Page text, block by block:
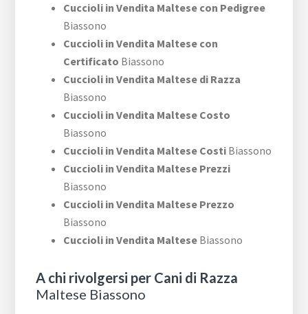
Cuccioli in Vendita Maltese con Pedigree
Biassono
Cuccioli in Vendita Maltese con
Certificato Biassono
Cuccioli in Vendita Maltese di Razza
Biassono
Cuccioli in Vendita Maltese Costo
Biassono
Cuccioli in Vendita Maltese Costi Biassono
Cuccioli in Vendita Maltese Prezzi
Biassono
Cuccioli in Vendita Maltese Prezzo
Biassono
Cuccioli in Vendita Maltese Biassono
A chi rivolgersi per Cani di Razza
Maltese Biassono